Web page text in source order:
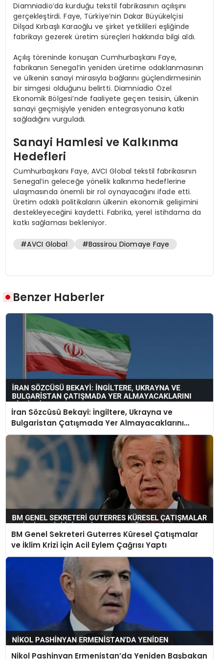
Diamniadio’da kurduğu tekstil fabrikasının açılışını
gerçekleştirdi. Faye, Türkiye’nin Dakar Büyükelçisi
Dilşad Kırbaşlı Karaoğlu ve şirket yetkilileri eşliğinde
fabrikayı gezerek üretim süreçleri hakkında bilgi aldı.
Açılış töreninde konuşan Cumhurbaşkanı Faye,
fabrikanın Senegal’in yeniden üretime odaklanmasının
ve ülkenin sanayi mirasıyla bağlarını güçlendirmesinin
bir simgesi olduğunu belirtti. Diamniadio Özel
Ekonomik Bölgesi’nde faaliyete geçen tesisin, ülkenin
sanayi geçmişiyle yeniden entegrasyonuna katkı
sağladığını vurguladı.
Sanayi Hamlesi ve Kalkınma
Hedefleri
Cumhurbaşkanı Faye, AVCI Global tekstil fabrikasının
Senegal’in geleceğe yönelik kalkınma hedeflerine
ulaşmasında önemli bir rol oynayacağını ifade etti.
Üretim odaklı politikaların ülkenin ekonomik gelişimini
destekleyeceğini kaydetti. Fabrika, yerel istihdama da
katkı sağlaması bekleniyor.
#AVCI Global #Bassirou Diomaye Faye
Benzer Haberler
İran Sözcüsü Bekayi: İngiltere, Ukrayna ve
Bulgaristan Çatışmada Yer Almayacaklarını
Bildirdi
BM Genel Sekreteri Guterres Küresel Çatışmalar
ve İklim Krizi İçin Acil Eylem Çağrısı Yaptı
Nikol Pashinyan Ermenistan’da Yeniden Başbakan